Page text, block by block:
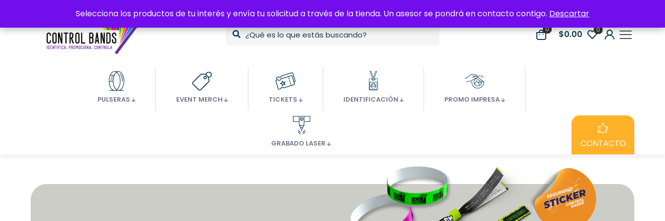
0 $0.00 0
PULSERAS EVENT MERCH TICKETS IDENTIFICACIÓN PROMO IMPRESA
GRABADO LASER CONTACTO
Selecciona los productos de tu interés y envía tu solicitud a través de la tienda. Un asesor se pondrá en contacto contigo. Descartar
Selecciona los productos de tu interés y envía tu solicitud a través de la tienda. Un asesor se pondrá en contacto contigo. Descartar